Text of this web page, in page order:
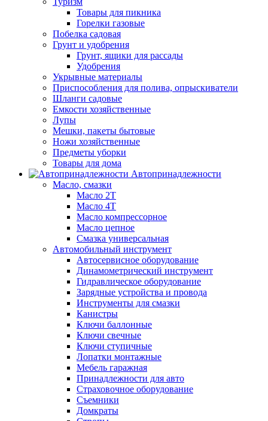
Товары для пикника
Горелки газовые
Побелка садовая
Грунт и удобрения
Грунт, ящики для рассады
Удобрения
Укрывные материалы
Приспособления для полива, опрыскиватели
Шланги садовые
Емкости хозяйственные
Лупы
Мешки, пакеты бытовые
Ножи хозяйственные
Предметы уборки
Товары для дома
Автопринадлежности
Масло, смазки
Масло 2Т
Масло 4Т
Масло компрессорное
Масло цепное
Смазка универсальная
Автомобильный инструмент
Автосервисное оборудование
Динамометрический инструмент
Гидравлическое оборудование
Зарядные устройства и провода
Инструменты для смазки
Канистры
Ключи баллонные
Ключи свечные
Ключи ступичные
Лопатки монтажные
Мебель гаражная
Принадлежности для авто
Страховочное оборудование
Съемники
Домкраты